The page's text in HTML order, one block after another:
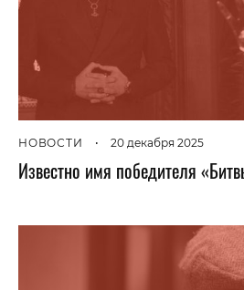
НОВОСТИ • 20 декабря 2025
Известно имя победителя